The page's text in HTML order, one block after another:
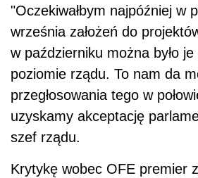
"Oczekiwałbym najpóźniej w
września założeń do
w październiku można było
poziomie rządu. To nam da
przegłosowania tego w
uzyskamy akceptację
szef rządu.
Krytykę wobec OFE premier